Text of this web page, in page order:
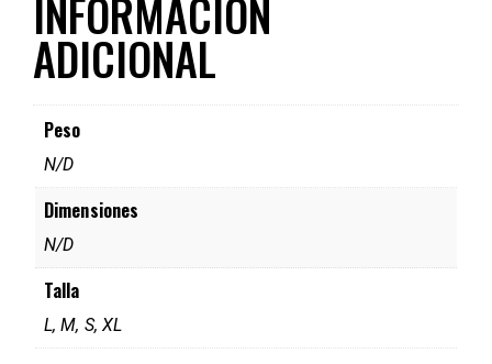
INFORMACIÓN
ADICIONAL
Peso
N/D
Dimensiones
N/D
Talla
L, M, S, XL